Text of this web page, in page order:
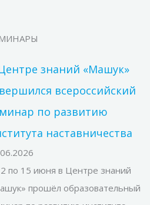
знаний «Машук»
всероссийский
по развитию
наставничества
по 15 июня в Центре знаний
прошёл образовательный